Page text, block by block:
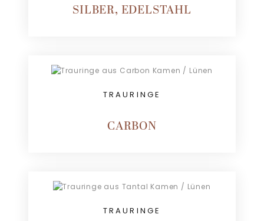
SILBER, EDELSTAHL
TRAURINGE
CARBON
TRAURINGE